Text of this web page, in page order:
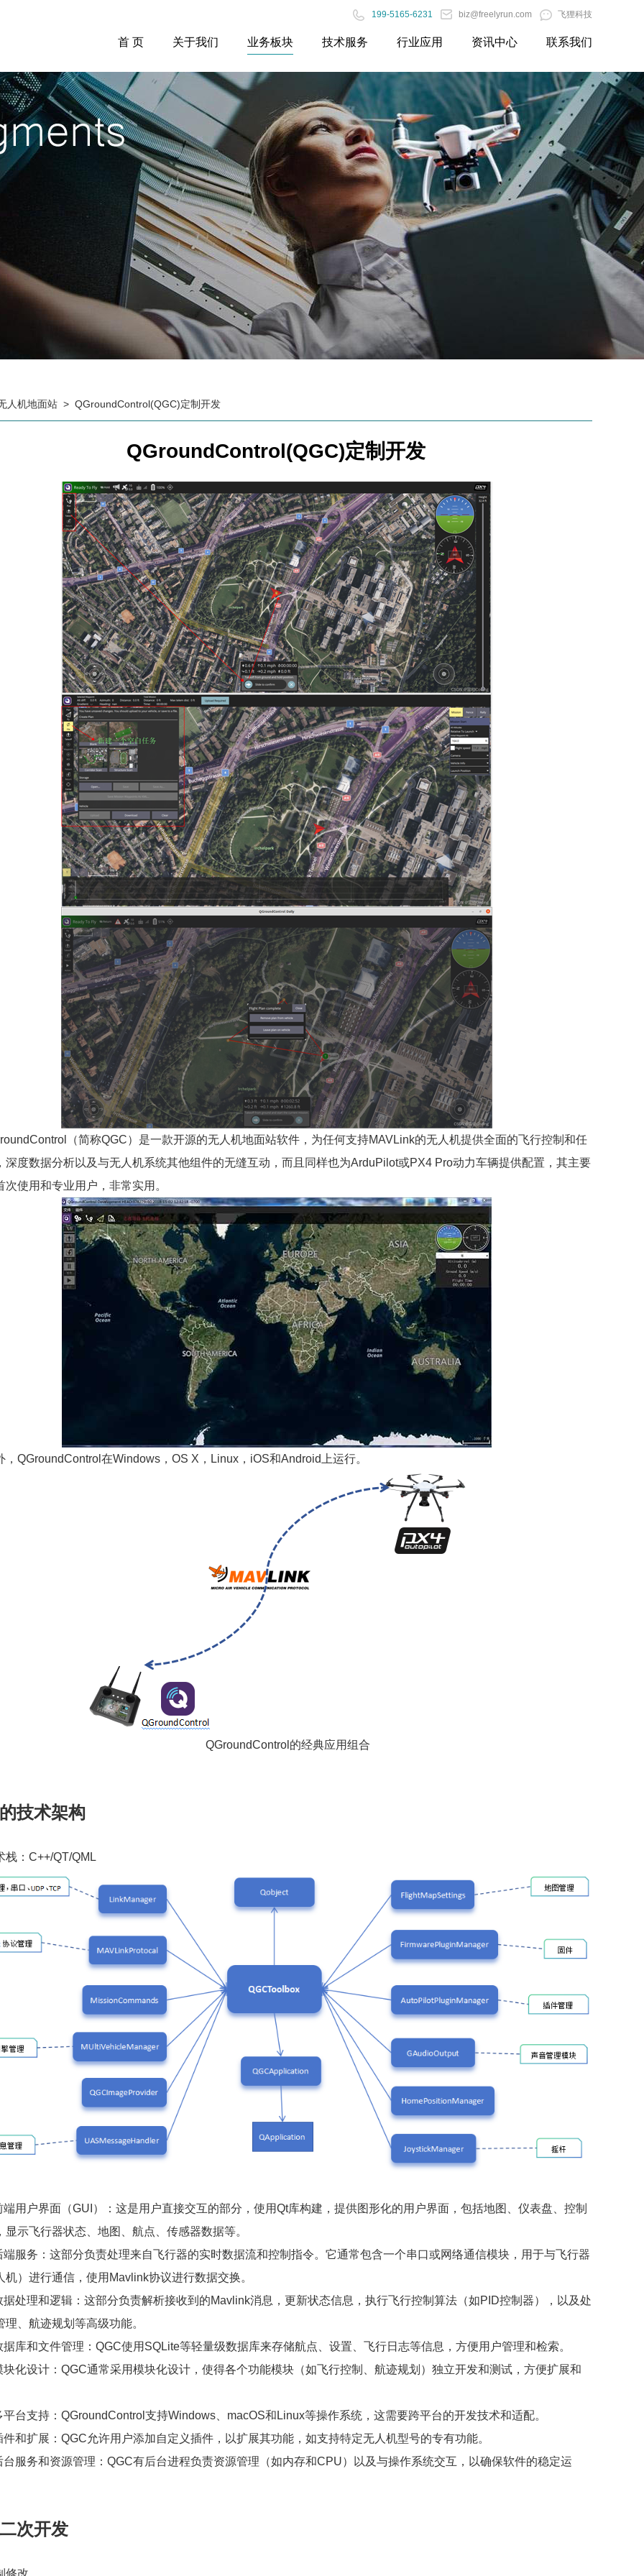
199-5165-6231 biz@freelyrun.com 飞狸科技
首 页 关于我们 业务板块 技术服务 行业应用 资讯中心 联系我们
人机地面站 > QGroundControl(QGC)定制开发
QGroundControl(QGC)定制开发
（简称QGC）是一款开源的无人机地面站软件，为任何支持MAVLink的无人机提供全面的飞行控制和任
深度数据分析以及与无人机系统其他组件的无缝互动，而且同样也为ArduPilot或PX4 Pro动力车辆提供配置，其主要
次使用和专业用户，非常实用。
，QGroundControl在Windows，OS X，Linux，iOS和Android上运行。
QGroundControl的经典应用组合
技术架构
栈：C++/QT/QML
端用户界面（GUI）：这是用户直接交互的部分，使用Qt库构建，提供图形化的用户界面，包括地图、仪表盘、控制
显示飞行器状态、地图、航点、传感器数据等。
端服务：这部分负责处理来自飞行器的实时数据流和控制指令。它通常包含一个串口或网络通信模块，用于与飞行器
机）进行通信，使用Mavlink协议进行数据交换。
据处理和逻辑：这部分负责解析接收到的Mavlink消息，更新状态信息，执行飞行控制算法（如PID控制器），以及处
理、航迹规划等高级功能。
据库和文件管理：QGC使用SQLite等轻量级数据库来存储航点、设置、飞行日志等信息，方便用户管理和检索。
块化设计：QGC通常采用模块化设计，使得各个功能模块（如飞行控制、航迹规划）独立开发和测试，方便扩展和
平台支持：QGroundControl支持Windows、macOS和Linux等操作系统，这需要跨平台的开发技术和适配。
件和扩展：QGC允许用户添加自定义插件，以扩展其功能，如支持特定无人机型号的专有功能。
台服务和资源管理：QGC有后台进程负责资源管理（如内存和CPU）以及与操作系统交互，以确保软件的稳定运
次开发
修改